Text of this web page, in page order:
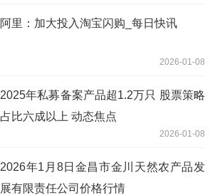
阿里：加大投入淘宝闪购_每日快讯
2026-01-08
2025年私募备案产品超1.2万只 股票策略
占比六成以上 动态焦点
2026-01-08
2026年1月8日金昌市金川天然农产品发
展有限责任公司价格行情